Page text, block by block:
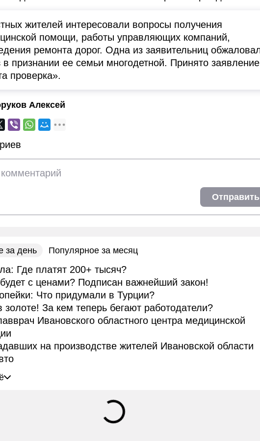
жителей интересовали вопросы получения
помощи, работы управляющих компаний,
ремонта дорог. Одна из заявительниц
в признании ее семьи многодетной. Принято
проверка».
Алексей
Отправить
за день Популярное за месяц
Где платят 200+ тысяч?
с ценами? Подписан важнейший закон!
Что придумали в Турции?
золоте! За кем теперь бегают работодатели?
Ивановского областного центра медицинской
на производстве жителей Ивановской области